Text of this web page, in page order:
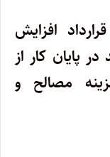
افزایش
پایان کار از
معادل30% هزینه مصالح و